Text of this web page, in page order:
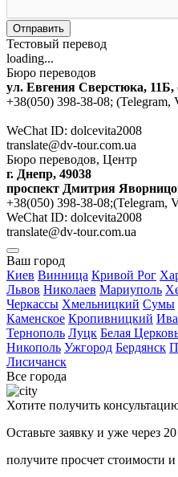
Отправить
Тестовый перевод
loading...
Бюро переводов
ул. Евгения Сверстюка,
+38(050) 398-38-08; (Telegram,
WeChat ID: dolcevita2008
translate@dv-tour.com.ua
Бюро переводов, Центр
г. Днепр, 49038
проспект Дмитрия
+38(050) 398-38-08;(Telegram,
WeChat ID: dolcevita2008
translate@dv-tour.com.ua
Ваш город
Киев Винница Кривой Рог
Львов Николаев Мариуполь
Черкассы Хмельницкий Сумы
Каменское Кропивницкий
Тернополь Луцк Белая
Никополь Ужгород Бердянск
Лисичанск
Все города
Хотите получить
Оставьте заявку и уже через
получите просчет стоимости